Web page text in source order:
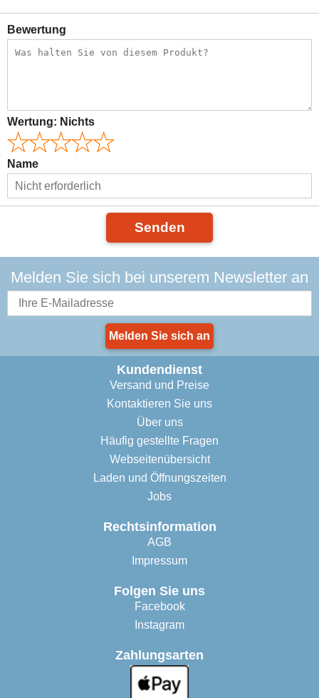
Bewertung
Wertung: Nichts
Name
Senden
Melden Sie sich bei unserem Newsletter an
Melden Sie sich an
Kundendienst
Versand und Preise
Kontaktieren Sie uns
Über uns
Häufig gestellte Fragen
Webseitenübersicht
Laden und Öffnungszeiten
Jobs
Rechtsinformation
AGB
Impressum
Folgen Sie uns
Facebook
Instagram
Zahlungsarten